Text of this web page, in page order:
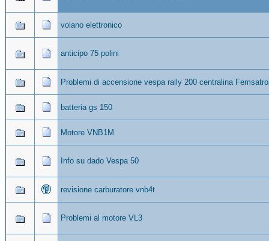
volano elettronico
anticipo 75 polini
Problemi di accensione vespa rally 200 centralina
batteria gs 150
Motore VNB1M
Info su dado Vespa 50
revisione carburatore vnb4t
Problemi al motore VL3